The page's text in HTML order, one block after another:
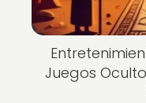
Juegos